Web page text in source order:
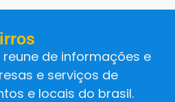
reune de informações e
e serviços de
e locais do brasil.